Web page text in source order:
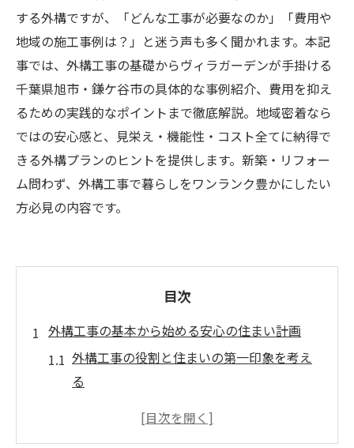
する外構ですが、「どんな工事が必要なのか」「費用や
地域の施工事例は？」と迷う声も多く聞かれます。本記
事では、外構工事の基礎からヴィラガーデンが手掛ける
千葉県旭市・鎌ケ谷市の具体的な事例紹介、費用を抑え
るための実践的なポイントまで徹底解説。地域密着なら
ではの安心感と、見栄え・機能性・コスト全てに納得で
きる外構プランのヒントを提供します。新築・リフォー
ム問わず、外構工事で暮らしをワンランク豊かにしたい
方必見の内容です。
目次
外構工事の基本から始める安心の住まい計画
外構工事の役割と住まいの第一印象を考え
る
外構工事の基本範囲と依頼先の選び方を解